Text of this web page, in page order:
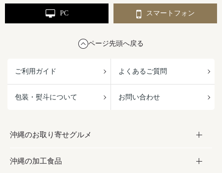
PC スマートフォン
ページ先頭へ戻る
ご利用ガイド よくあるご質問
包装・熨斗について お問い合わせ
沖縄のお取り寄せグルメ
お取り寄せグルメ
沖縄の加工食品